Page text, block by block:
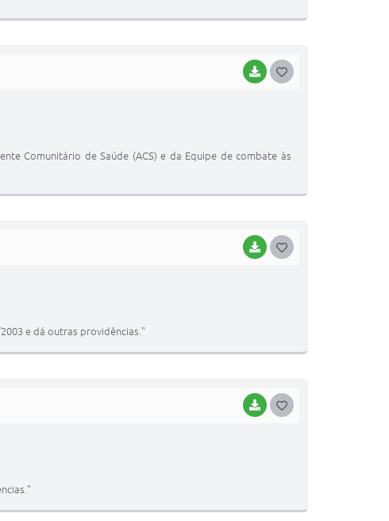
BAIXAR
I
Comunitário de Saúde (ACS) e da Equipe de combate às
BAIXAR
e dá outras providências."
BAIXAR